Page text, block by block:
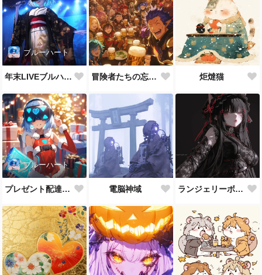
ブルーハート
年末LIVEブルハちゃん 冒険者たちの忘年会 炬燵猫
ブルーハート
プレゼント配達人ブルハちゃん 電脳神域 ランジェリーボディースーツちゃん